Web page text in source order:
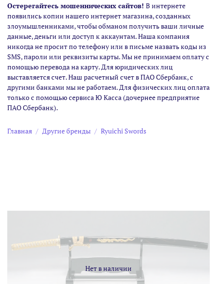
Остерегайтесь мошеннических сайтов! В интернете
появились копии нашего интернет магазина,созданных
злоумышленниками, чтобы обманом получить ваши личные
данные, деньги или доступ к аккаунтам. Наша компания
никогда не просит по телефону или в письме назвать коды из
SMS, пароли или реквизиты карты. Мы не принимаем оплату с
помощью перевода на карту. Для юридических лиц
выставляется счет. Наш расчетный счет в ПАО Сбербанк, с
другими банками мы не работаем. Для физических лиц оплата
только с помощью сервиса Ю Касса (дочернее предприятие
ПАО Сбербанк).
Главная Другие бренды Ryuichi Swords
Нет в наличии